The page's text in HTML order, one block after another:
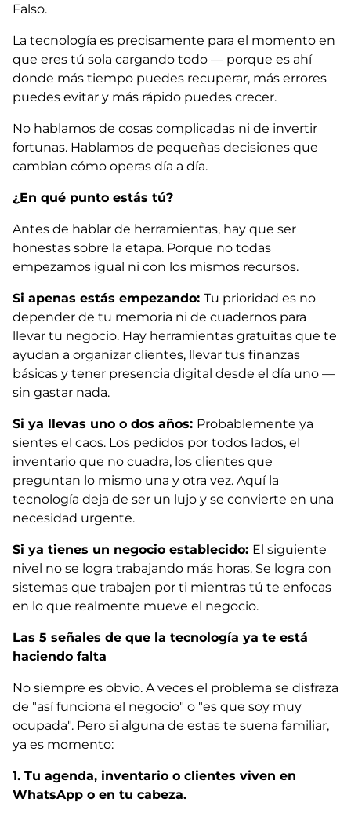
Falso.
La tecnología es precisamente para el momento en
que eres tú sola cargando todo — porque es ahí
donde más tiempo puedes recuperar, más errores
puedes evitar y más rápido puedes crecer.
No hablamos de cosas complicadas ni de invertir
fortunas. Hablamos de pequeñas decisiones que
cambian cómo operas día a día.
¿En qué punto estás tú?
Antes de hablar de herramientas, hay que ser
honestas sobre la etapa. Porque no todas
empezamos igual ni con los mismos recursos.
Si apenas estás empezando: Tu prioridad es no
depender de tu memoria ni de cuadernos para
llevar tu negocio. Hay herramientas gratuitas que te
ayudan a organizar clientes, llevar tus finanzas
básicas y tener presencia digital desde el día uno —
sin gastar nada.
Si ya llevas uno o dos años: Probablemente ya
sientes el caos. Los pedidos por todos lados, el
inventario que no cuadra, los clientes que
preguntan lo mismo una y otra vez. Aquí la
tecnología deja de ser un lujo y se convierte en una
necesidad urgente.
Si ya tienes un negocio establecido: El siguiente
nivel no se logra trabajando más horas. Se logra con
sistemas que trabajen por ti mientras tú te enfocas
en lo que realmente mueve el negocio.
Las 5 señales de que la tecnología ya te está
haciendo falta
No siempre es obvio. A veces el problema se disfraza
de "así funciona el negocio" o "es que soy muy
ocupada". Pero si alguna de estas te suena familiar,
ya es momento:
1. Tu agenda, inventario o clientes viven en
WhatsApp o en tu cabeza.